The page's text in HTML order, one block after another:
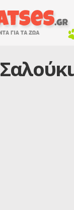
Σαλούκι